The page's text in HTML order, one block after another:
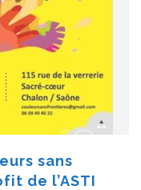
sans
de l’ASTI